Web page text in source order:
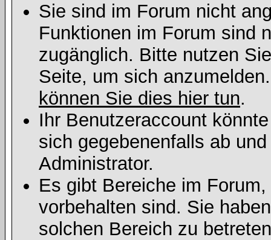
Sie sind im Forum nicht
Funktionen im Forum sind
zugänglich. Bitte nutzen
Seite, um sich
können Sie dies hier tun.
Ihr Benutzeraccount
sich gegebenenfalls ab
Administrator.
Es gibt Bereiche im
vorbehalten sind. Sie
solchen Bereich zu